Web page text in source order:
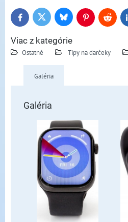
FacebookTwitter BlueskyPinterestReddit
Viac z kategórie
Ostatné Tipy na darčeky
Galéria
Galéria